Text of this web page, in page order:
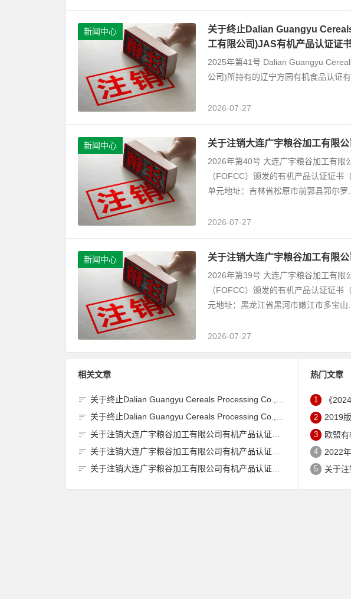
新闻中心
关于终止Dalian Guangyu
工有限公司)JAS有机产品认证证
2025年第41号 Dalian Guangyu
公司)所持有的辽宁方园有机食品认证
2026-07-27
新闻中心 关于注销大连广宇粮谷加工有限
2026年第40号 大连广宇粮谷加工有限
（FOFCC）颁发的有机产品认证证书
单元地址：吉林省松原市前郭县郭尔罗...
2026-07-27
新闻中心 关于注销大连广宇粮谷加工有限
2026年第39号 大连广宇粮谷加工有限
（FOFCC）颁发的有机产品认证证书
元地址：黑龙江省黑河市嫩江市多宝山...
2026-07-27
相关文章
关于终止Dalian Guangyu Cereals Processing Co., Ltd.(大连广宇粮谷加工有限公司)JAS有机产品认证证书的公告
关于终止Dalian Guangyu Cereals Processing Co., Ltd.(大连广宇粮谷加工有限公司)JAS有机产品认证证书的公告
关于注销大连广宇粮谷加工有限公司有机产品认证证书的公告
关于注销大连广宇粮谷加工有限公司有机产品认证证书的公告
关于注销大连广宇粮谷加工有限公司有机产品认证证书的公告
热门文章
1 《2024年
2 2019
3 欧盟
4 2022年世
5 关于注